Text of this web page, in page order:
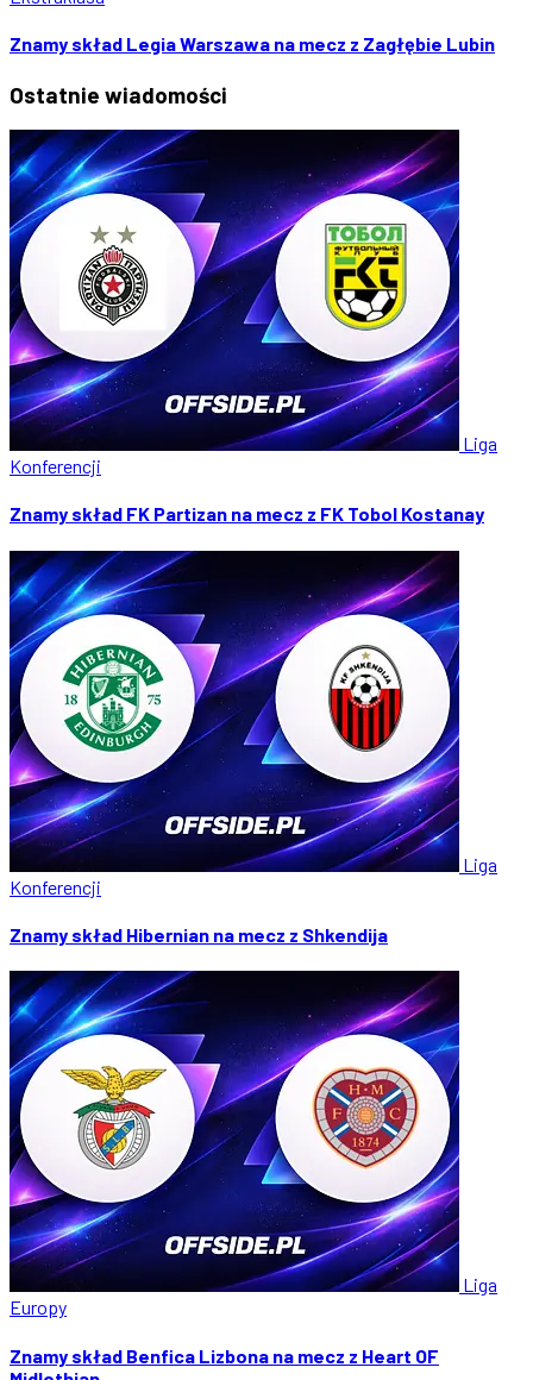
Znamy skład Legia Warszawa na mecz z Zagłębie Lubin
Ostatnie wiadomości
Liga
Konferencji
Znamy skład FK Partizan na mecz z FK Tobol Kostanay
Liga
Konferencji
Znamy skład Hibernian na mecz z Shkendija
Liga
Europy
Znamy skład Benfica Lizbona na mecz z Heart OF